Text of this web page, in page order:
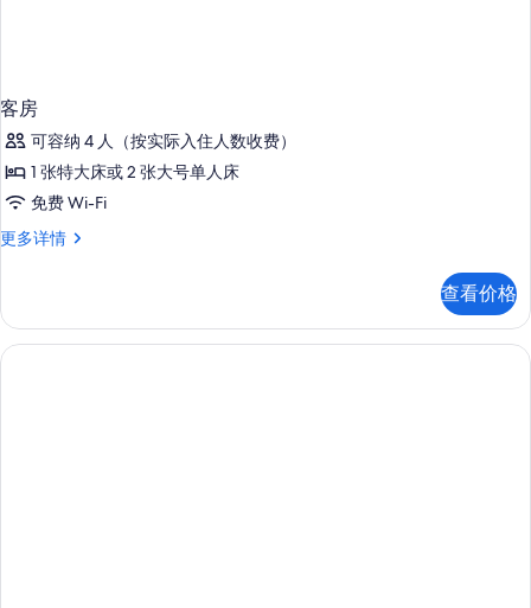
客房
可容纳 4 人（按实际入住人数收费）
1 张特大床或 2 张大号单人床
免费 Wi-Fi
更多详情
客
信
息
查看价格